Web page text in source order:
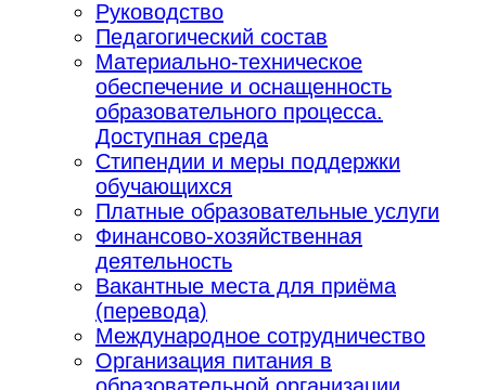
Руководство
Педагогический состав
Материально-техническое
обеспечение и оснащенность
образовательного процесса.
Доступная среда
Стипендии и меры поддержки
обучающихся
Платные образовательные услуги
Финансово-хозяйственная
деятельность
Вакантные места для приёма
(перевода)
Международное сотрудничество
Организация питания в